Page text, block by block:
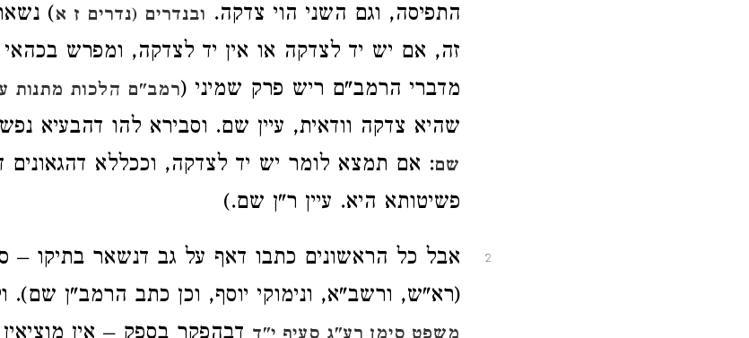
התפיסה, וגם השני הוי צדקה. ובנדרים (נדרים ז א)
זה, אם יש יד לצדקה או אין יד לצדקה, ומפרש בכהאי
מדברי הרמב"ם ריש פרק שמיני (רמב"ם הלכות מתנות
שהיא צדקה וודאית, עיין שם. וסבירא להו דהבעיא
שם: אם תמצא לומר יש יד לצדקה, וככללא
פשיטותא היא. עיין ר"ן שם.)
2
אבל כל הראשונים כתבו דאף על גב דנשאר בתיקו –
(רא"ש, ורשב"א, ונימוקי יוסף, וכן כתב הרמב"ן שם).